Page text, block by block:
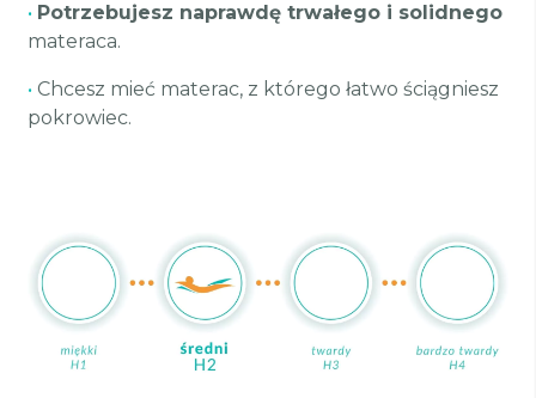
• Potrzebujesz naprawdę trwałego i solidnego
materaca.
• Chcesz mieć materac, z którego łatwo ściągniesz
pokrowiec.